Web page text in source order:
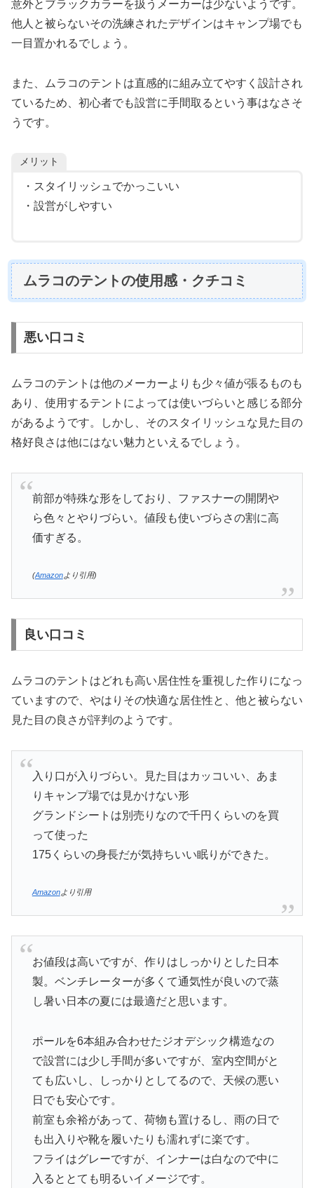
意外とブラックカラーを扱うメーカーは少ないようです。
他人と被らないその洗練されたデザインはキャンプ場でも
一目置かれるでしょう。
また、ムラコのテントは直感的に組み立てやすく設計され
ているため、初心者でも設営に手間取るという事はなさそ
うです。
メリット
・スタイリッシュでかっこいい
・設営がしやすい
ムラコのテントの使用感・クチコミ
悪い口コミ
ムラコのテントは他のメーカーよりも少々値が張るものも
あり、使用するテントによっては使いづらいと感じる部分
があるようです。しかし、そのスタイリッシュな見た目の
格好良さは他にはない魅力といえるでしょう。
前部が特殊な形をしており、ファスナーの開閉や
ら色々とやりづらい。値段も使いづらさの割に高
価すぎる。
(Amazonより引用)
良い口コミ
ムラコのテントはどれも高い居住性を重視した作りになっ
ていますので、やはりその快適な居住性と、他と被らない
見た目の良さが評判のようです。
入り口が入りづらい。見た目はカッコいい、あま
りキャンプ場では見かけない形
グランドシートは別売りなので千円くらいのを買
って使った
175くらいの身長だが気持ちいい眠りができた。
Amazonより引用
お値段は高いですが、作りはしっかりとした日本
製。ベンチレーターが多くて通気性が良いので蒸
し暑い日本の夏には最適だと思います。
ポールを6本組み合わせたジオデシック構造なの
で設営には少し手間が多いですが、室内空間がと
ても広いし、しっかりとしてるので、天候の悪い
日でも安心です。
前室も余裕があって、荷物も置けるし、雨の日で
も出入りや靴を履いたりも濡れずに楽です。
フライはグレーですが、インナーは白なので中に
入るととても明るいイメージです。